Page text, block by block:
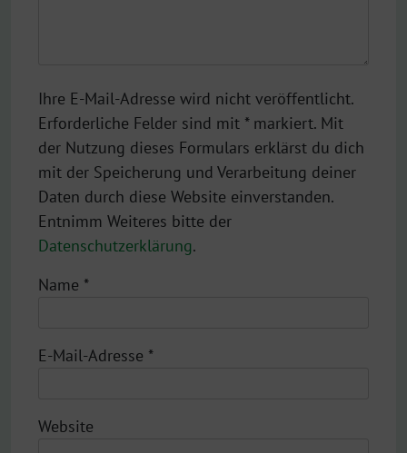
Ihre E-Mail-Adresse wird nicht veröffentlicht.
Erforderliche Felder sind mit * markiert. Mit
der Nutzung dieses Formulars erklärst du dich
mit der Speicherung und Verarbeitung deiner
Daten durch diese Website einverstanden.
Entnimm Weiteres bitte der
Datenschutzerklärung.
Name *
E-Mail-Adresse *
Website